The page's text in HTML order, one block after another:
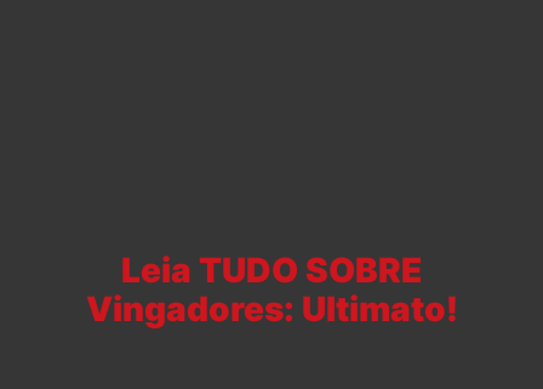
Leia TUDO SOBRE
Vingadores: Ultimato!